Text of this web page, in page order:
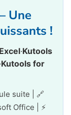
Une
!
·Kutools
·Kutools for
suite | 🔗
Office | ⚡